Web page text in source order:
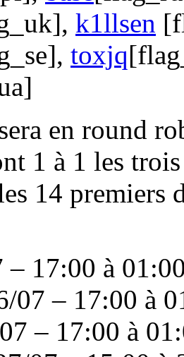
k1llsen
toxjq
en round
1 à 1 les
14 premiers
– 17:00 à
07 – 17:00 à
– 17:00 à